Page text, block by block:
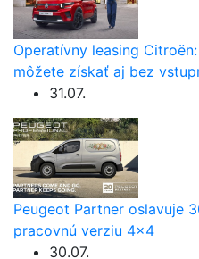
Operatívny leasing
môžete získať aj bez
31.07.
Peugeot Partner oslavuje
pracovnú verziu 4×4
30.07.